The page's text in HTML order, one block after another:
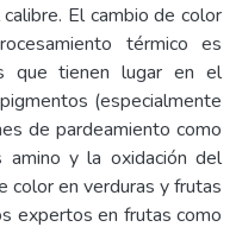
El cambio de color
térmico es
que tienen lugar en el
(especialmente
de pardeamiento como
amino y la oxidación del
color en verduras y frutas
expertos en frutas como